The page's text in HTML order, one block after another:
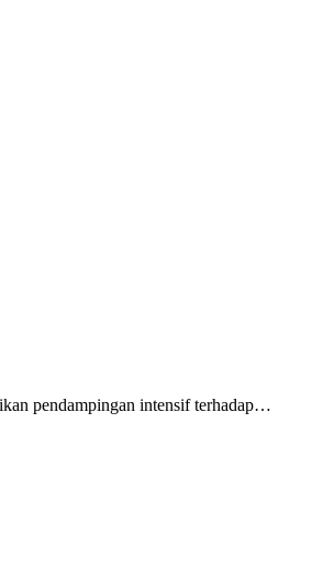
pendampingan intensif terhadap…